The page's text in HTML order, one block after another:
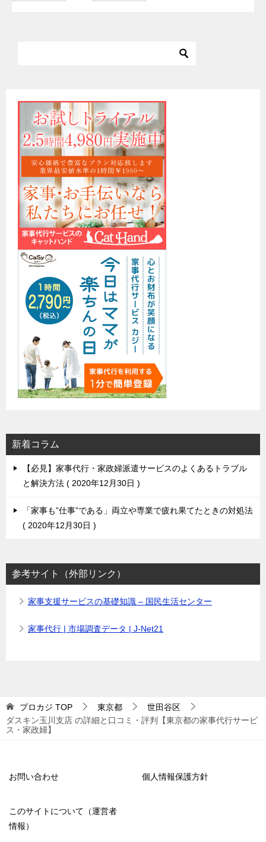
新着コラム
【必見】家事代行・家政婦派遣サービスのよくあるトラブル
と解決方法
2020年12月30日
「家事も”仕事”である」両立や専業で疲れ果てたときの対処法
2020年12月30日
参考サイト（外部リンク）
家事支援サービスの基礎知識 – 国民生活センター
家事代行 | 市場調査データ | J-Net21
プロカジ TOP 東京都
世田谷区
ダスキン玉川支店 の詳細と口コミ・評判【東京都の家事代行サービ
ス・家政婦】
お問い合わせ 個人情報保護方針
このサイトについて（運営者
情報）